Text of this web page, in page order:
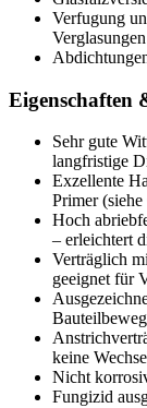
Verfugung
Verglasungen
Eigenschaften
Sehr gute
langfristige
Exzellente
Primer
Hoch
– erleichtert
Verträglich
geeignet für
keine
Nicht
Fungizid